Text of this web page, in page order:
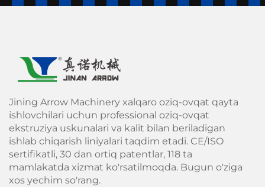
Jining Arrow Machinery xalqaro oziq-ovqat qayta
ishlovchilari uchun professional oziq-ovqat
ekstruziya uskunalari va kalit bilan beriladigan
ishlab chiqarish liniyalari taqdim etadi. CE/ISO
sertifikatli, 30 dan ortiq patentlar, 118 ta
mamlakatda xizmat ko'rsatilmoqda. Bugun o'ziga
xos yechim so'rang.